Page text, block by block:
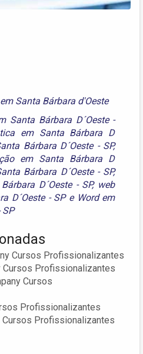
Santa Bárbara d'Oeste
Santa Bárbara D´Oeste -
em Santa Bárbara D
Bárbara D´Oeste - SP,
em Santa Bárbara D
Bárbara D´Oeste - SP,
D´Oeste - SP, web
D´Oeste - SPe Word em
SP
Cursos Profissionalizantes
Cursos Profissionalizantes
Cursos
Profissionalizantes
Cursos Profissionalizantes